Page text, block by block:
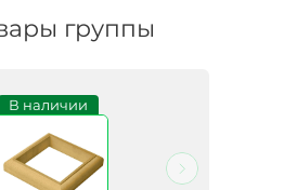
группы
В наличии